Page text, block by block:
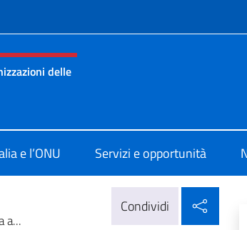
delle
presso le Organizzazioni delle Nazioni
e l’ONU Servizi e opportunità
a...
Condividi